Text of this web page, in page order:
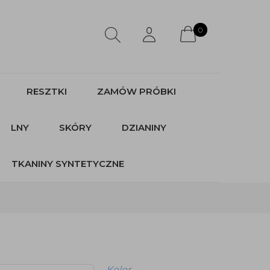
0
RESZTKI ZAMÓW PRÓBKI
LNY SKÓRY DZIANINY
TKANINY SYNTETYCZNE